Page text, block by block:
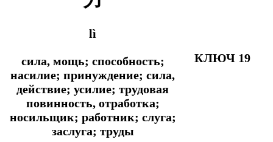
lì
сила, мощь; способность;
насилие; принуждение; сила,
действие; усилие; трудовая
повинность, отработка;
носильщик; работник; слуга;
заслуга; труды
КЛЮЧ 19